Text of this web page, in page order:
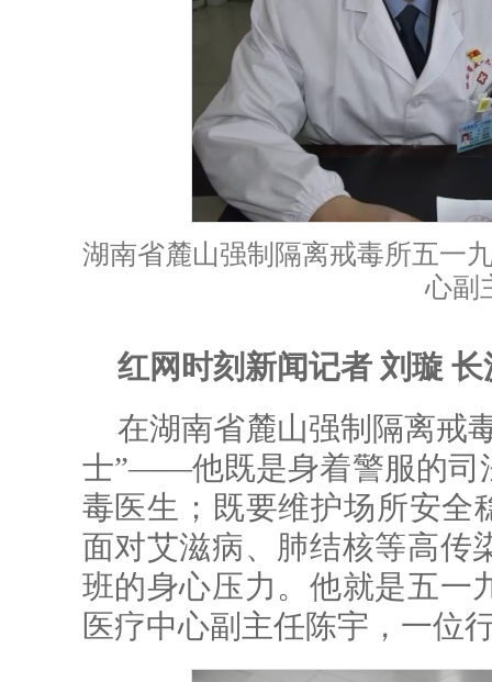
湖南省麓山强制隔离戒毒所五一
心副
红网时刻新闻记者 刘璇 长
在湖南省麓山强制隔离戒
士”——他既是身着警服的司
毒医生；既要维护场所安
面对艾滋病、肺结核等高传
班的身心压力。他就是五一
医疗中心副主任陈宇，一位